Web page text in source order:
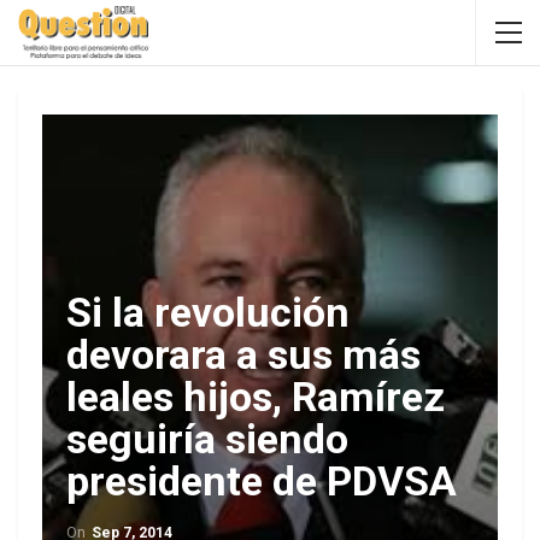
Si la revolución
devorara a sus más
leales hijos, Ramírez
seguiría siendo
presidente de PDVSA
On Sep 7, 2014